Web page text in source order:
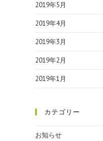
2019年5月
2019年4月
2019年3月
2019年2月
2019年1月
カテゴリー
お知らせ